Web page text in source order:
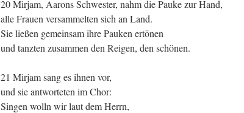
20 Mirjam, Aarons Schwester, nahm die Pauke zur Hand,
alle Frauen versammelten sich an Land.
Sie ließen gemeinsam ihre Pauken ertönen
und tanzten zusammen den Reigen, den schönen.
21 Mirjam sang es ihnen vor,
und sie antworteten im Chor:
Singen wolln wir laut dem Herrn,